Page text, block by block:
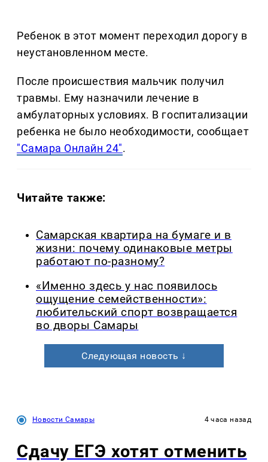
Ребенок в этот момент переходил дорогу в
неустановленном месте.
После происшествия мальчик получил
травмы. Ему назначили лечение в
амбулаторных условиях. В госпитализации
ребенка не было необходимости, сообщает
"Самара Онлайн 24".
Читайте также:
Самарская квартира на бумаге и в
жизни: почему одинаковые метры
работают по-разному?
«Именно здесь у нас появилось
ощущение семейственности»:
любительский спорт возвращается
во дворы Самары
Следующая новость ↓
Новости Самары 4 часа назад
Сдачу ЕГЭ хотят отменить